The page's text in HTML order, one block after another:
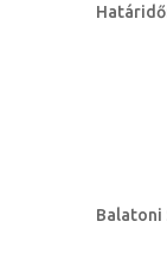
Határidő
Balatoni